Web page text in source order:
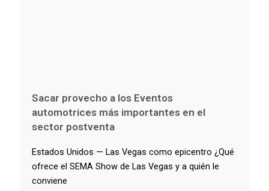
Sacar provecho a los Eventos
automotrices más importantes en el
sector postventa
Estados Unidos — Las Vegas como epicentro ¿Qué
ofrece el SEMA Show de Las Vegas y a quién le
conviene